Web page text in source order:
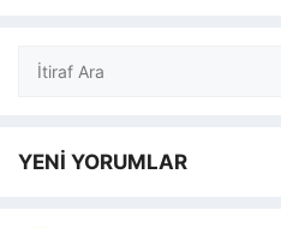
Ara
YENİ YORUMLAR